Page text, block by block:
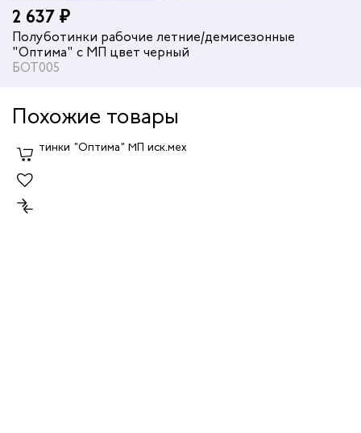
2 637 ₽
Полуботинки рабочие летние/демисезонные
"Оптима" с МП цвет черный
БОТ005
Похожие товары